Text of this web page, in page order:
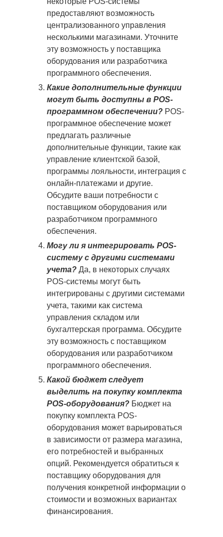
предоставляют возможность
централизованного управления
несколькими магазинами. Уточните
эту возможность у поставщика
оборудования или разработчика
программного обеспечения.
Какие дополнительные функции
могут быть доступны в POS-
программном обеспечении? POS-
программное обеспечение может
предлагать различные
дополнительные функции, такие как
управление клиентской базой,
программы лояльности, интеграция с
онлайн-платежами и другие.
Обсудите ваши потребности с
поставщиком оборудования или
разработчиком программного
обеспечения.
Могу ли я интегрировать POS-
систему с другими системами
учета? Да, в некоторых случаях
POS-системы могут быть
интегрированы с другими системами
учета, такими как система
управления складом или
бухгалтерская программа. Обсудите
эту возможность с поставщиком
оборудования или разработчиком
программного обеспечения.
Какой бюджет следует
выделить на покупку комплекта
POS-оборудования? Бюджет на
покупку комплекта POS-
оборудования может варьироваться
в зависимости от размера магазина,
его потребностей и выбранных
опций. Рекомендуется обратиться к
поставщику оборудования для
получения конкретной информации о
стоимости и возможных вариантах
финансирования.